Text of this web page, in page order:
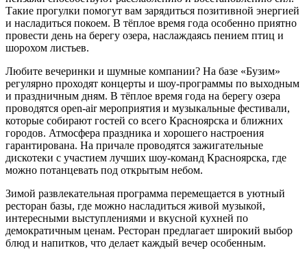
Такие прогулки помогут вам зарядиться позитивной энергией
и насладиться покоем. В тёплое время года особенно приятно
провести день на берегу озера, наслаждаясь пением птиц и
шорохом листьев.
Любите вечеринки и шумные компании? На базе «Бузим»
регулярно проходят концерты и шоу-программы по выходным
и праздничным дням. В тёплое время года на берегу озера
проводятся open-air мероприятия и музыкальные фестивали,
которые собирают гостей со всего Красноярска и ближних
городов. Атмосфера праздника и хорошего настроения
гарантирована. На причале проводятся зажигательные
дискотеки с участием лучших шоу-команд Красноярска, где
можно потанцевать под открытым небом.
Зимой развлекательная программа перемещается в уютный
ресторан базы, где можно насладиться живой музыкой,
интересными выступлениями и вкусной кухней по
демократичным ценам. Ресторан предлагает широкий выбор
блюд и напитков, что делает каждый вечер особенным.